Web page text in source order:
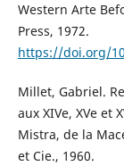
Western Arte
Press, 1972.
https://doi.org/
Millet, Gabriel.
aux XIVe, XVe et
Mistra, de la
et Cie., 1960.